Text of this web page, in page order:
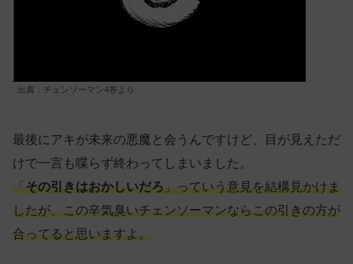
出典：チェンソーマン4巻より
最後にアキが未来の悪魔と会うんですけど、目が見えただ
けで一言も喋らず終わってしまいました。
「その引きはおかしいだろ」っていう意見を結構見かけま
したが、この辛気臭いチェンソーマンならこの引きの方が
合ってると思いますよ。